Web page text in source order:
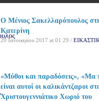
Ο Μένιος Σακελλαρόπουλος
Κατερίνη
20 Ιανουαρίου 2017 at 01:29 /
«Μύθοι και παραδόσεις», «Μα
είναι αυτοί οι καλικάντζαροι
Χριστουγεννιάτικο Χωριό του